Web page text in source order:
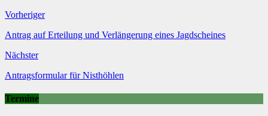
Vorheriger
Antrag auf Erteilung und Verlängerung eines Jagdscheines
Nächster
Antragsformular für Nisthöhlen
Termine